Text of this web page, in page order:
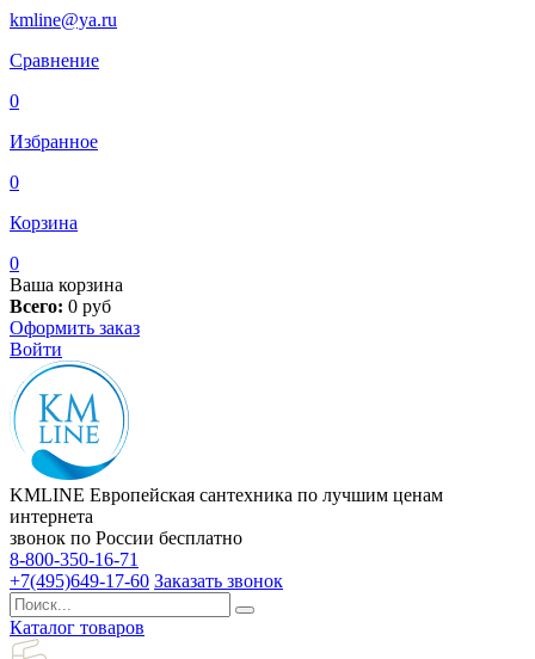
kmline@ya.ru
Сравнение
0
Избранное
0
Корзина
0
Ваша корзина
Всего: 0 руб
Оформить заказ
Войти
KMLINE Европейская сантехника по лучшим ценам
интернета
звонок по России бесплатно
8-800-350-16-71
+7(495)649-17-60 Заказать звонок
Каталог товаров